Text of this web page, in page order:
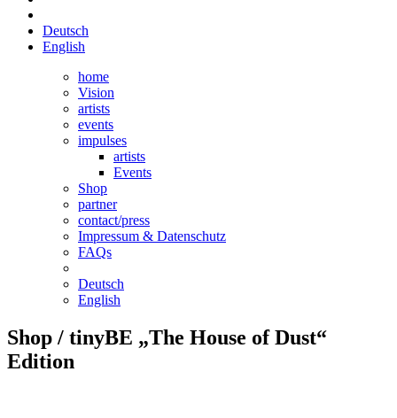
Deutsch
English
home
Vision
artists
events
impulses
artists
Events
Shop
partner
contact/press
Impressum & Datenschutz
FAQs
Deutsch
English
Shop / tinyBE „The House of Dust“
Edition